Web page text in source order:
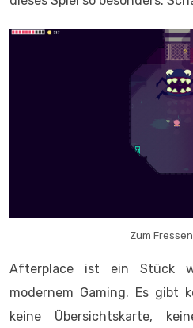
Zum
Afterplace ist ein Stück
modernem Gaming. Es gibt
keine Übersichtskarte,